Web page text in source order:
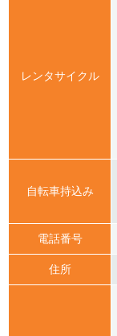
レンタサイクル
自転車持込み
電話番号
住所